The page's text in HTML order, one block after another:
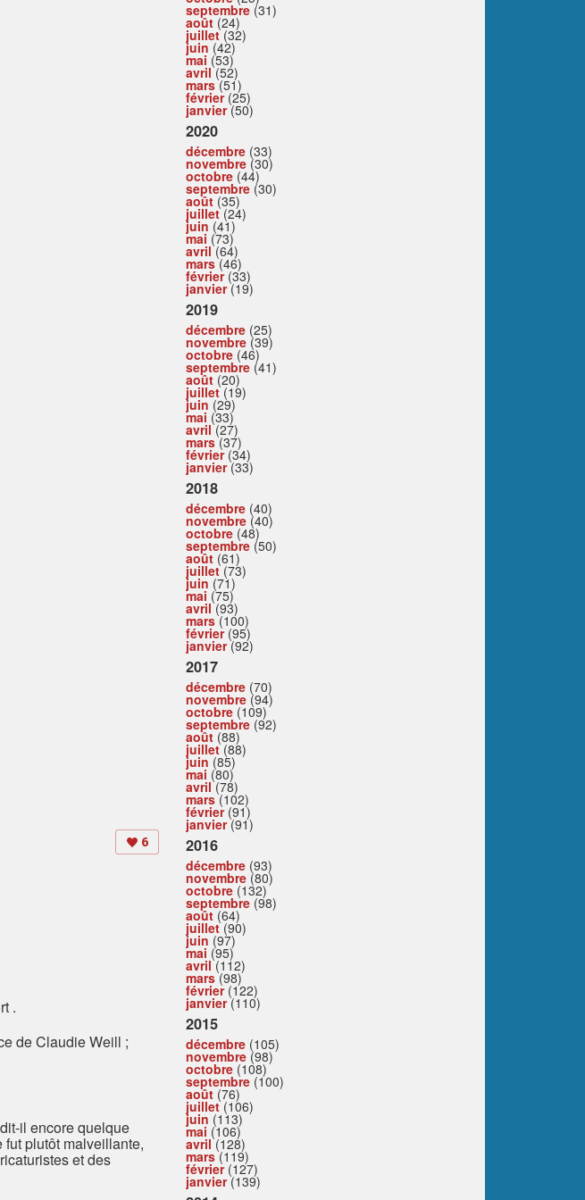
6
.
de Claudie Weill ;
il encore quelque
plutôt malveillante,
et des
septembre (31)
août (24)
juillet(32)
juin (42)
mai (53)
avril(52)
mars(51)
février(25)
janvier(50)
2020
décembre (33)
novembre (30)
octobre (44)
septembre (30)
août (35)
juillet(24)
juin (41)
mai (73)
avril(64)
mars(46)
février(33)
janvier(19)
2019
décembre (25)
novembre (39)
octobre (46)
septembre (41)
août (20)
juillet(19)
juin (29)
mai (33)
avril(27)
mars(37)
février(34)
janvier(33)
2018
décembre (40)
novembre (40)
octobre (48)
septembre (50)
août (61)
juillet(73)
juin (71)
mai (75)
avril(93)
mars(100)
février(95)
janvier(92)
2017
décembre (70)
novembre (94)
octobre (109)
septembre (92)
août (88)
juillet(88)
juin (85)
mai (80)
avril(78)
mars(102)
février(91)
janvier(91)
2016
décembre (93)
novembre (80)
octobre (132)
septembre (98)
août (64)
juillet(90)
juin (97)
mai (95)
avril(112)
mars(98)
février(122)
janvier(110)
2015
décembre (105)
novembre (98)
octobre (108)
septembre (100)
août (76)
juillet(106)
juin (113)
mai (106)
avril(128)
mars(119)
février(127)
janvier(139)